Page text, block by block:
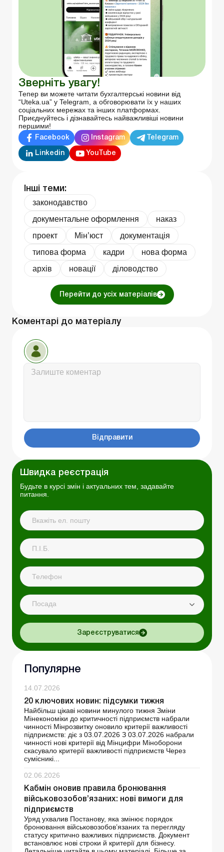
Зверніть увагу!
Тепер ви можете читати бухгалтерські новини від
“Uteka.ua” у Telegram, а обговорювати їх у наших
соціальних мережах та інших платформах.
Приєднуйтесь і дізнавайтесь найважливіші новини
першими!
Facebook Instagram Telegram
Linkedin YouTube
Інші теми:
законодавство
документальне оформлення
наказ
проект
Мін’юст
документація
типова форма
кадри
нова форма
архів
новації діловодство
Перейти до усіх матеріалів
Коментарі до матеріалу
Відправити
Швидка реєстрація
Будьте в курсі змін і актуальних тем, задавайте
питання.
Посада
Зареєструватися
Популярне
14.07.2026
20 ключових новин: підсумки тижня
Найбільш цікаві новини минулого тижня Зміни
Мінекономіки до критичності підприємств набрали
чинності Мінрозвитку оновило критерії важливості
підприємств: діє з 03.07.2026 З 03.07.2026 набрали
чинності нові критерії від Мінцифри Міноборони
скасувало критерії важливості підприємств Через
сумісникі...
02.06.2026
Кабмін оновив правила бронювання
військовозобов’язаних: нові вимоги для
підприємств
Уряд ухвалив Постанову, яка змінює порядок
бронювання військовозобов’язаних та перегляду
статусу критично важливих підприємств. Документ
встановлює нові строки й критерії для бізнесу.